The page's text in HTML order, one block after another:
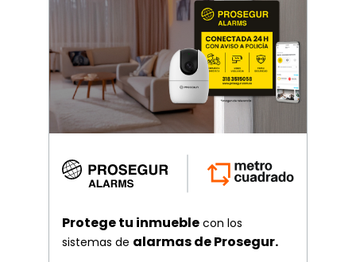
Protege tu inmueble con los
sistemas de alarmas de Prosegur.